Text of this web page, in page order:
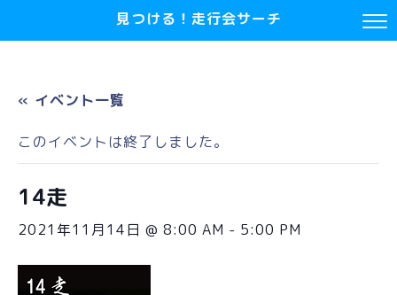
見つける！走行会サーチ
« イベント一覧
このイベントは終了しました。
14走
2021年11月14日 @ 8:00 AM - 5:00 PM